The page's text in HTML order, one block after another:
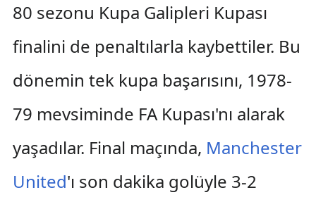
80 sezonu Kupa Galipleri Kupası
finalini de penaltılarla kaybettiler. Bu
dönemin tek kupa başarısını, 1978-
79 mevsiminde FA Kupası'nı alarak
yaşadılar. Final maçında, Manchester
United'ı son dakika golüyle 3-2